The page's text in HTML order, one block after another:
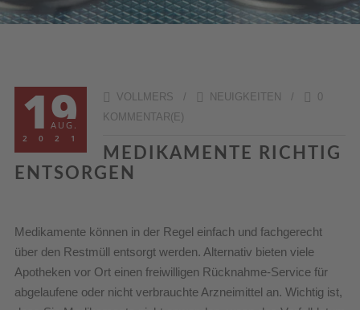
19
AUG.
2021
VOLLMERS / NEUIGKEITEN /
0
KOMMENTAR(E)
MEDIKAMENTE RICHTIG
ENTSORGEN
Medikamente können in der Regel einfach und fachgerecht
über den Restmüll entsorgt werden. Alternativ bieten viele
Apotheken vor Ort einen freiwilligen Rücknahme-Service für
abgelaufene oder nicht verbrauchte Arzneimittel an. Wichtig ist,